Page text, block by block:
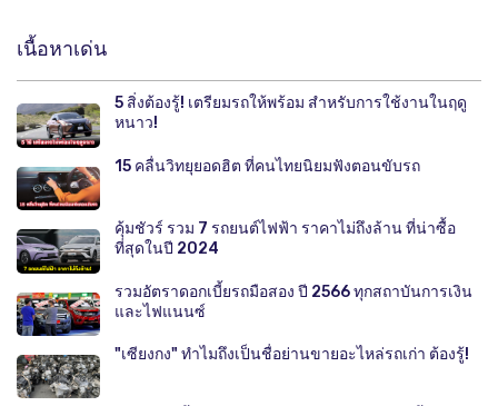
เนื้อหาเด่น
5 สิ่งต้องรู้! เตรียมรถให้พร้อม สำหรับการใช้งานในฤดู
หนาว!
15 คลื่นวิทยุยอดฮิต ที่คนไทยนิยมฟังตอนขับรถ
คุ้มชัวร์ รวม 7 รถยนต์ไฟฟ้า ราคาไม่ถึงล้าน ที่น่าซื้อ
ที่สุดในปี 2024
รวมอัตราดอกเบี้ยรถมือสอง ปี 2566 ทุกสถาบันการเงิน
และไฟแนนซ์
"เซียงกง" ทำไมถึงเป็นชื่อย่านขายอะไหล่รถเก่า ต้องรู้!